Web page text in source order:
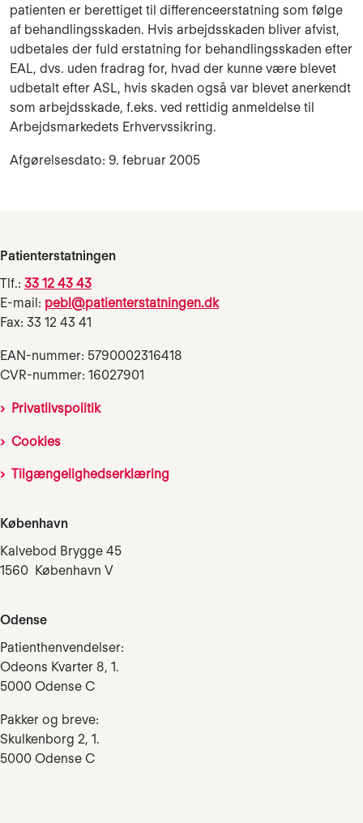
patienten er berettiget til differenceerstatning som følge
af behandlingsskaden. Hvis arbejdsskaden bliver afvist,
udbetales der fuld erstatning for behandlingsskaden efter
EAL, dvs. uden fradrag for, hvad der kunne være blevet
udbetalt efter ASL, hvis skaden også var blevet anerkendt
som arbejdsskade, f.eks. ved rettidig anmeldelse til
Arbejdsmarkedets Erhvervssikring.
Afgørelsesdato: 9. februar 2005
Patienterstatningen
Tlf.: 33 12 43 43
E-mail: pebl@patienterstatningen.dk
Fax: 33 12 43 41
EAN-nummer: 5790002316418
CVR-nummer: 16027901
Privatlivspolitik
Cookies
Tilgængelighedserklæring
København
Kalvebod Brygge 45
1560 København V
Odense
Patienthenvendelser:
Odeons Kvarter 8, 1.
5000 Odense C
Pakker og breve:
Skulkenborg 2, 1.
5000 Odense C